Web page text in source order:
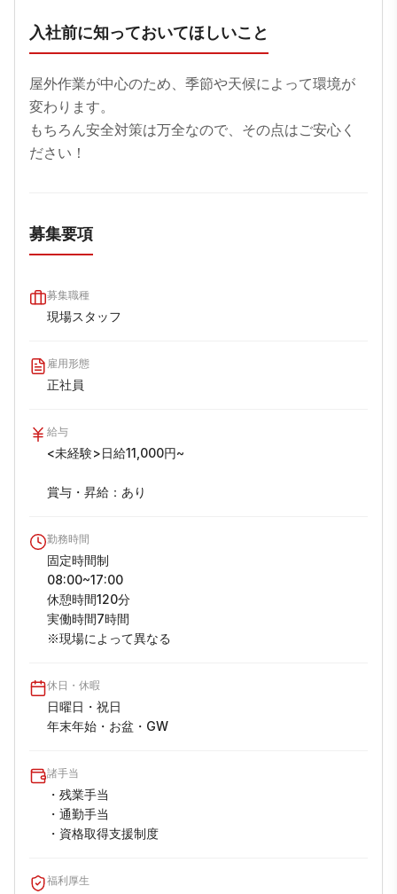
入社前に知っておいてほしいこと
屋外作業が中心のため、季節や天候によって環境が
変わります。
もちろん安全対策は万全なので、その点はご安心く
ださい！
募集要項
募集職種
現場スタッフ
雇用形態
正社員
給与
<未経験>日給11,000円~
賞与・昇給：あり
勤務時間
固定時間制
08:00~17:00
休憩時間120分
実働時間7時間
※現場によって異なる
休日・休暇
日曜日・祝日
年末年始・お盆・GW
諸手当
・残業手当
・通勤手当
・資格取得支援制度
福利厚生